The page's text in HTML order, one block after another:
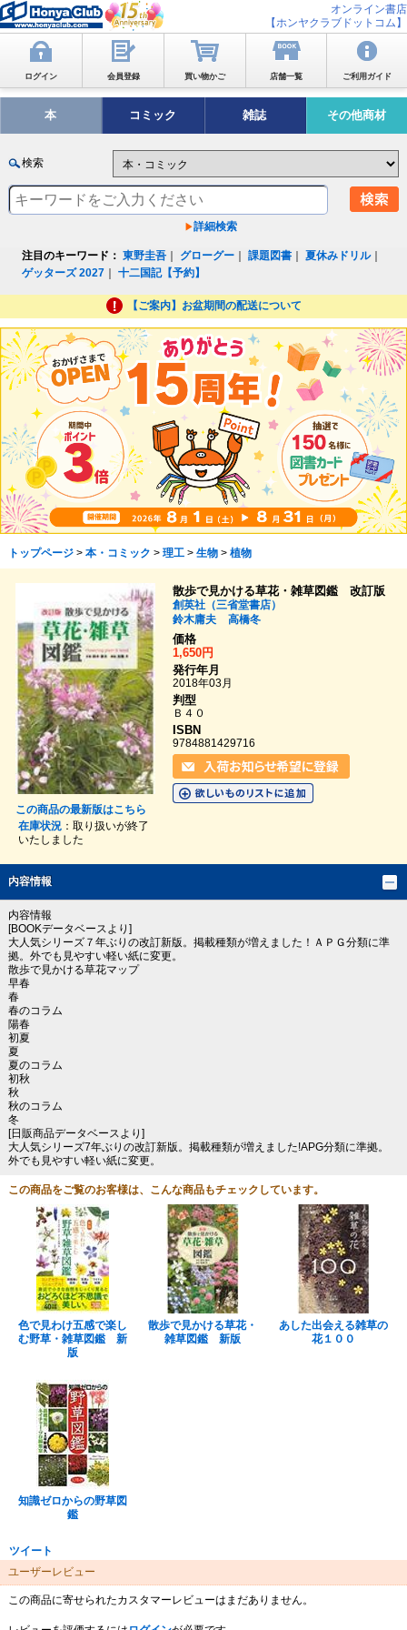
オンライン書店
【ホンヤクラブドットコム】
ログイン 会員登録 買い物かご 店舗一覧 ご利用ガイド
本 コミック 雑誌 その他商材
検索
詳細検索
注目のキーワード： 東野圭吾 グローグー ｜課題図書 ｜夏休みドリル｜
ゲッターズ 2027 ｜十二国記【予約】
【ご案内】お盆期間の配送について
トップページ> 本・コミック > 理工> 生物> 植物
この商品の最新版はこちら
在庫状況：取り扱いが終了
いたしました
散歩で見かける草花・雑草図鑑 改訂版
創英社（三省堂書店）
鈴木庸夫
高橋冬
価格
1,650円
発行年月
2018年03月
判型
Ｂ４０
ISBN
9784881429716
内容情報
内容情報
[BOOKデータベースより]
大人気シリーズ７年ぶりの改訂新版。掲載種類が増えました！ＡＰＧ分類に準
拠。外でも見やすい軽い紙に変更。
散歩で見かける草花マップ
早春
春
春のコラム
陽春
初夏
夏
夏のコラム
初秋
秋
秋のコラム
冬
[日販商品データベースより]
大人気シリーズ7年ぶりの改訂新版。掲載種類が増えました!APG分類に準拠。
外でも見やすい軽い紙に変更。
この商品をご覧のお客様は、こんな商品もチェックしています。
色で見わけ五感で楽し
む野草・雑草図鑑 新
版
散歩で見かける草花・
雑草図鑑 新版
あした出会える雑草の
花１００
知識ゼロからの野草図
鑑
ツイート
ユーザーレビュー
この商品に寄せられたカスタマーレビューはまだありません。